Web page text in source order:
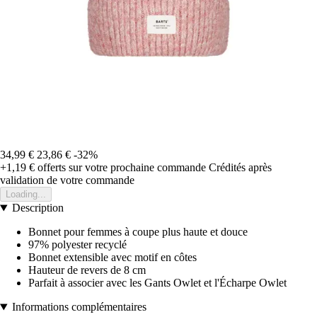
34,99 € 23,86 € -32%
+1,19 € offerts sur votre prochaine commande Crédités après
validation de votre commande
Loading...
Description
Bonnet pour femmes à coupe plus haute et douce
97% polyester recyclé
Bonnet extensible avec motif en côtes
Hauteur de revers de 8 cm
Parfait à associer avec les Gants Owlet et l'Écharpe Owlet
Informations complémentaires